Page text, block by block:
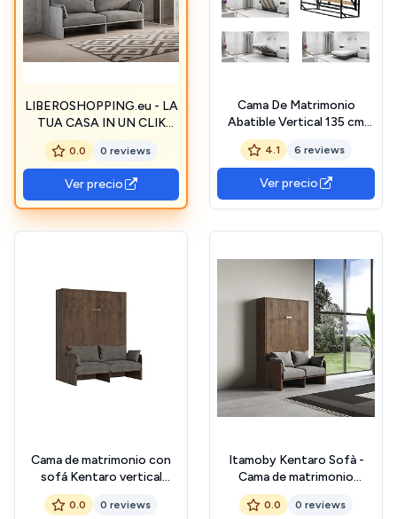
LIBEROSHOPPING.eu - LA
TUA CASA IN UN CLIK
Cama abatible de madera
horizontal DIBE Sofà
(cemento, doble)
0.0 0 reviews
Ver precio
Cama De Matrimonio
Abatible Vertical 135 cm
(Cama Doble Estilo Murphy
Bed, Cama Plegable, sofá
Cama, Mueble Cama Oculta)
4.1 6 reviews
Ver precio
Cama de matrimonio con
sofá Kentaro vertical
abatible nogal
0.0 0 reviews
Itamoby Kentaro Sofà -
Cama de matrimonio
desplegable con sofá
(nogal, francesa (140 cm))
0.0 0 reviews